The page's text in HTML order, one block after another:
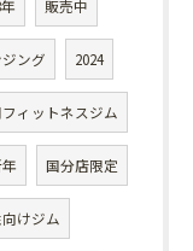
販売中
ング 2024
ィットネスジム
国分店限定
けジム